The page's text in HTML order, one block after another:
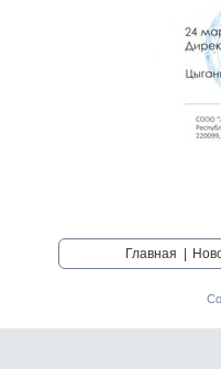
Главная